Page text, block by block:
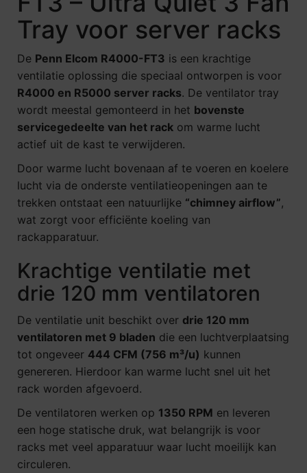
Tray voor server racks
De Penn Elcom R4000-FT3 is een krachtige
ventilatie oplossing die speciaal ontworpen is voor
R4000 en R5000 server racks. De ventilator tray
wordt meestal gemonteerd in het bovenste
servicegedeelte van het rack om warme lucht
actief uit de kast te verwijderen.
Door warme lucht bovenaan af te voeren en koelere
lucht via de onderste ventilatieopeningen aan te
trekken ontstaat een natuurlijke “chimney airflow”,
wat zorgt voor efficiënte koeling van
rackapparatuur.
Krachtige ventilatie met
drie 120 mm ventilatoren
De ventilatie unit beschikt over drie 120 mm
ventilatoren met 9 bladen die een luchtverplaatsing
tot ongeveer 444 CFM (756 m³/u) kunnen
genereren. Hierdoor kan warme lucht snel uit het
rack worden afgevoerd.
De ventilatoren werken op 1350 RPM en leveren
een hoge statische druk, wat belangrijk is voor
racks met veel apparatuur waar lucht moeilijk kan
circuleren.